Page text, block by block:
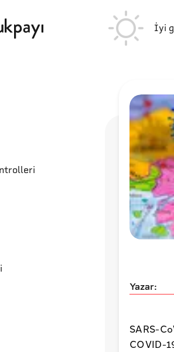
İyi
Yazar:
SARS-
COVID-